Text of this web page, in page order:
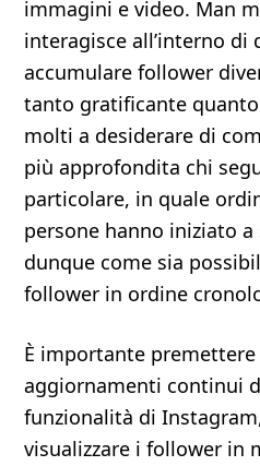
immagini e video. Man
interagisce all’interno di
accumulare follower
tanto gratificante
molti a desiderare di
più approfondita chi
particolare, in quale
persone hanno iniziato
dunque come sia
follower in ordine
È importante
aggiornamenti continui
funzionalità di
visualizzare i follower in